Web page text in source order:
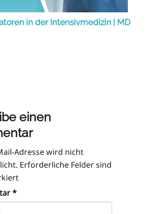
in der Intensivmedizin | MD
einen
Adresse wird nicht
Erforderliche Felder sind
*